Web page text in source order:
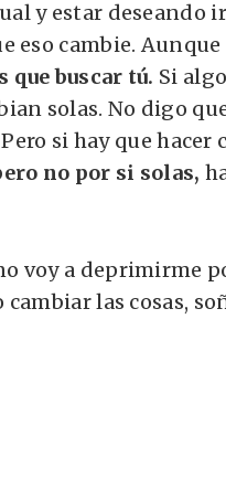
y estar deseando
eso cambie.
buscar tú. Si
solas. No digo
si hay que hacer
no por si solas,
voy a deprimirme
las cosas,